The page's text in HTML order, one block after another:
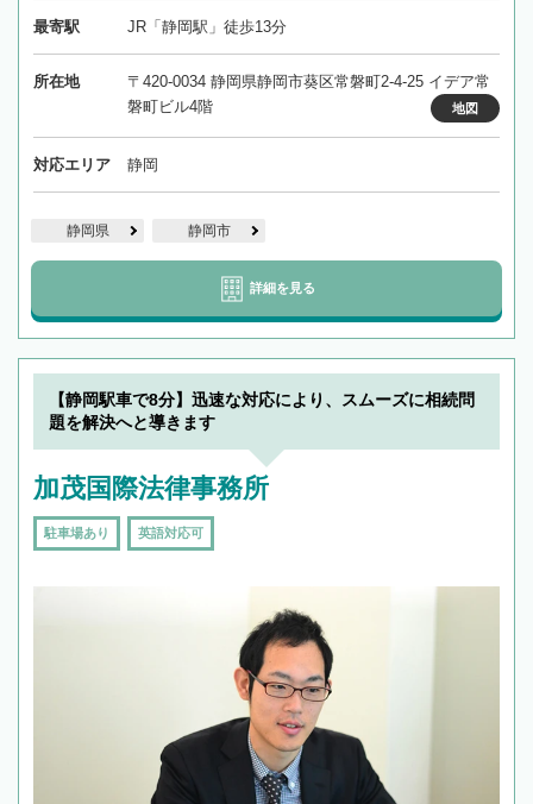
最寄駅 JR「静岡駅」徒歩13分
所在地
〒420-0034 静岡県静岡市葵区常磐町2-4-25 イデア常
磐町ビル4階
地図
対応エリア 静岡
静岡県 静岡市
詳細を見る
【静岡駅車で8分】迅速な対応により、スムーズに相続問
題を解決へと導きます
加茂国際法律事務所
駐車場あり 英語対応可